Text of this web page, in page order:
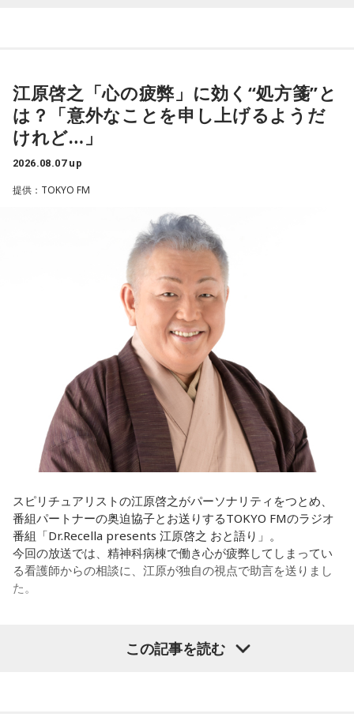
※ メールの件名は「ランキング」でお願いします。
■番組タイトル：ニッポン放送『中島健人のオールナイトニッ
ポン』
■放送日時：2026年8月14日（金） 25時～27時 （15日
（土）午前1時〜3時）
■パーソナリティ：中島健人
kenty@allnightnippon.com
■番組公式X：@Ann_Since1967
■番組ハッシュタグ：#中島健人ANN
◆“真逆な作り方”で楽曲制作
リーガルリリーは高校在学時から注目を集め、国内大型ロッ
た世界最大級の音楽フェスティバル「SXSW（サウス・バイ・
サウスウエスト）」の出演や中国ツアーの開催など、海外で
のライブも経験。そのほか、2019年公開の映画「惡の華」で
は主題歌と劇中歌を担当し、今年4月から放送されたテレビド
ラマ版「惡の華」では、たかはしほのかさんが劇伴を担当。
そして、今秋には初のアジアツアーの開催が決定していま
遠山：僕は「惡の華」が好きで、（テレビドラマ版ではW主
演の）あのちゃんと鈴木福くんがめちゃくちゃ素晴らしかっ
たですけど、そういうドラマの音楽って、どう作っていく
ほのか：私も今回初めて関わらせてもらったんですけど、今
まで作ってきたライブでやる曲やバンドでやる曲の作り方と
は全然違って……ドラマの映像にいかに没頭させるかが重要と
いうか。リーガルリリーでは、音楽を聴いてほしくて作って
いるんですけれど、ドラマの音楽は、映像を観てもらわない
といけないので、逆に聴いてもらったらダメなんですよ。だ
から、音楽を通して真逆な作り方を体験できて、めちゃめち
ゃ面白かったです。
江原啓之「心の疲弊」に効く“処方箋”と
は？「意外なことを申し上げるようだ
けれど…」
2026.08.07 up
提供：TOKYO FM
スピリチュアリストの江原啓之がパーソナリティをつとめ、
番組パートナーの奥迫協子とお送りするTOKYO FMのラジオ
番組「Dr.Recella presents 江原啓之 おと語り」。
今回の放送では、精神科病棟で働き心が疲弊してしまってい
る看護師からの相談に、江原が独自の視点で助言を送りまし
た。
この記事を読む